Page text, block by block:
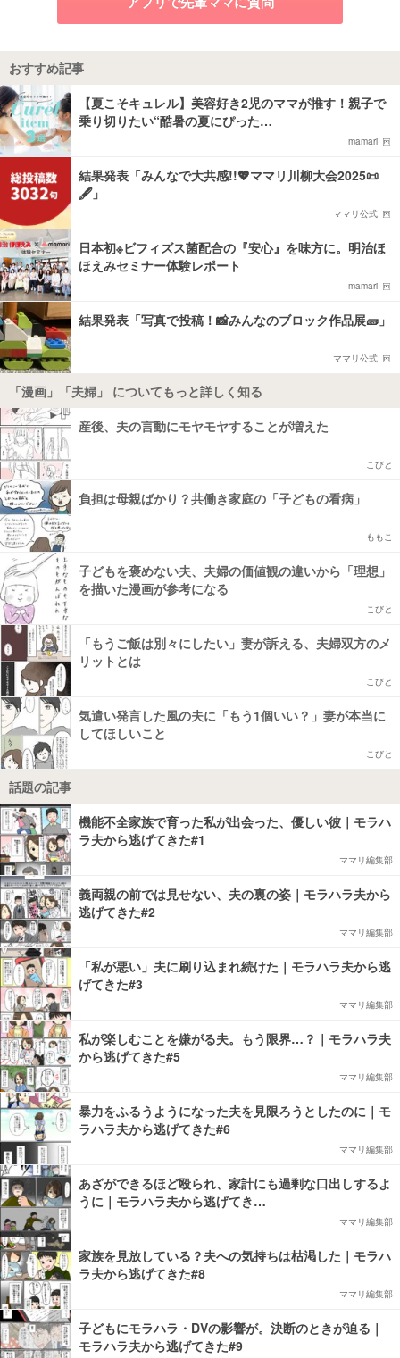
おすすめ記事
【夏こそキュレル】美容好き2児のママが推す！親子で
乗り切りたい“酷暑の夏にぴった…
mamari
結果発表「みんなで大共感!!💖ママリ川柳大会2025📜
🖋️」
ママリ公式
日本初※ビフィズス菌配合の『安心』を味方に。明治ほ
ほえみセミナー体験レポート
mamari
結果発表「写真で投稿！📸みんなのブロック作品展🧱」
ママリ公式
「漫画」「夫婦」 についてもっと詳しく知る
産後、夫の言動にモヤモヤすることが増えた
こびと
負担は母親ばかり？共働き家庭の「子どもの看病」
ももこ
子どもを褒めない夫、夫婦の価値観の違いから「理想」
を描いた漫画が参考になる
こびと
「もうご飯は別々にしたい」妻が訴える、夫婦双方のメ
リットとは
こびと
気遣い発言した風の夫に「もう1個いい？」妻が本当に
してほしいこと
こびと
話題の記事
機能不全家族で育った私が出会った、優しい彼｜モラハ
ラ夫から逃げてきた#1
ママリ編集部
義両親の前では見せない、夫の裏の姿｜モラハラ夫から
逃げてきた#2
ママリ編集部
「私が悪い」夫に刷り込まれ続けた｜モラハラ夫から逃
げてきた#3
ママリ編集部
私が楽しむことを嫌がる夫。もう限界…？｜モラハラ夫
から逃げてきた#5
ママリ編集部
暴力をふるうようになった夫を見限ろうとしたのに｜モ
ラハラ夫から逃げてきた#6
ママリ編集部
あざができるほど殴られ、家計にも過剰な口出しするよ
うに｜モラハラ夫から逃げてき…
ママリ編集部
家族を見放している？夫への気持ちは枯渇した｜モラハ
ラ夫から逃げてきた#8
ママリ編集部
子どもにモラハラ・DVの影響が。決断のときが迫る｜
モラハラ夫から逃げてきた#9